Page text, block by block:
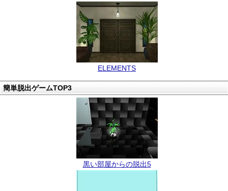
ELEMENTS
簡単脱出ゲームTOP3
黒い部屋からの脱出5